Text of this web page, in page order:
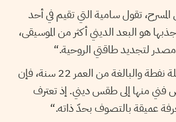
تقول سامية التي تقيم في أحد
جذبها هو البعد الديني أكثر من الموسيقى،
لتجديد طاقتي الروحية.“
أمّا بالنسبة لنور، أصيلة نفطة والبالغة من العمر 22 سنة، فإن
فني منها إلى طقس ديني. إذ تعترف
عميقة بالتصوف بحدّ ذاته.“